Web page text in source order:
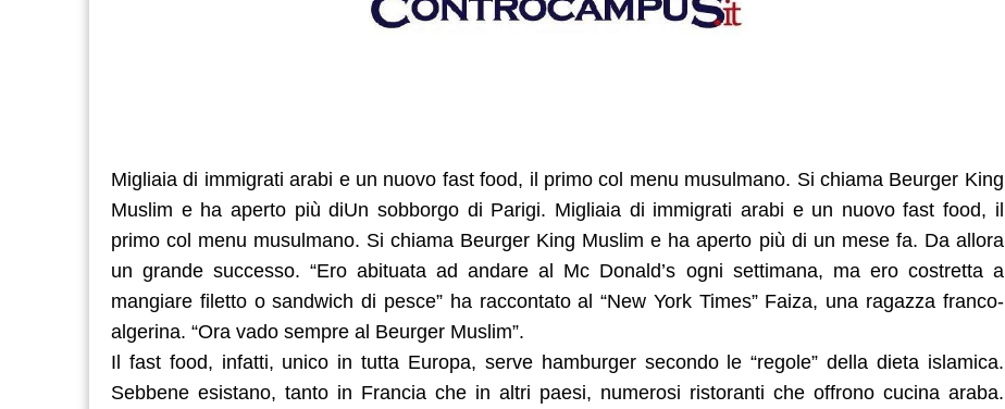
Migliaia di immigrati arabi e un nuovo fast food, il primo col menu musulmano. Si chiama Beurger King
Muslim e ha aperto più diUn sobborgo di Parigi. Migliaia di immigrati arabi e un nuovo fast food, il
primo col menu musulmano. Si chiama Beurger King Muslim e ha aperto più di un mese fa. Da allora
un grande successo. “Ero abituata ad andare al Mc Donald’s ogni settimana, ma ero costretta a
mangiare filetto o sandwich di pesce” ha raccontato al “New York Times” Faiza, una ragazza franco-
algerina. “Ora vado sempre al Beurger Muslim”.
Il fast food, infatti, unico in tutta Europa, serve hamburger secondo le “regole” della dieta islamica.
Sebbene esistano, tanto in Francia che in altri paesi, numerosi ristoranti che offrono cucina araba.